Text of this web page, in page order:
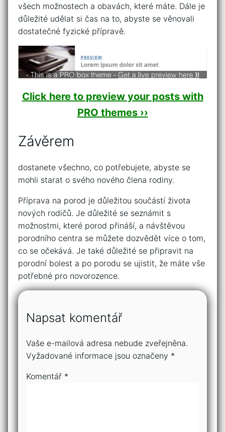
všech možnostech a obavách, které máte. Dále je
důležité udělat si čas na to, abyste se věnovali
dostatečné fyzické přípravě.
Click here to preview your posts with
PRO themes ››
Závěrem
dostanete všechno, co potřebujete, abyste se
mohli starat o svého nového člena rodiny.
Příprava na porod je důležitou součástí života
nových rodičů. Je důležité se seznámit s
možnostmi, které porod přináší, a návštěvou
porodního centra se můžete dozvědět více o tom,
co se očekává. Je také důležité se připravit na
porodní bolest a po porodu se ujistit, že máte vše
potřebné pro novorozence.
Napsat komentář
Vaše e-mailová adresa nebude zveřejněna.
Vyžadované informace jsou označeny *
Komentář *